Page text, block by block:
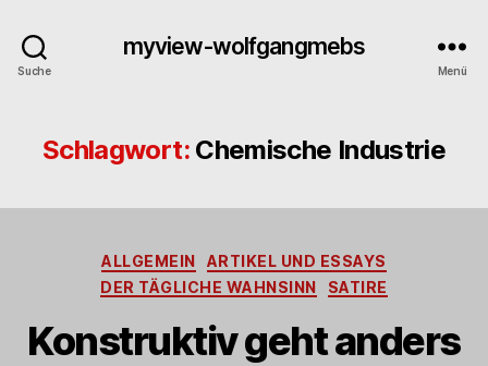
Suche
myview-wolfgangmebs
Menü
Schlagwort: Chemische Industrie
Kategorien
ALLGEMEIN
ARTIKEL UND ESSAYS
DER TÄGLICHE WAHNSINN
SATIRE
Konstruktiv geht anders